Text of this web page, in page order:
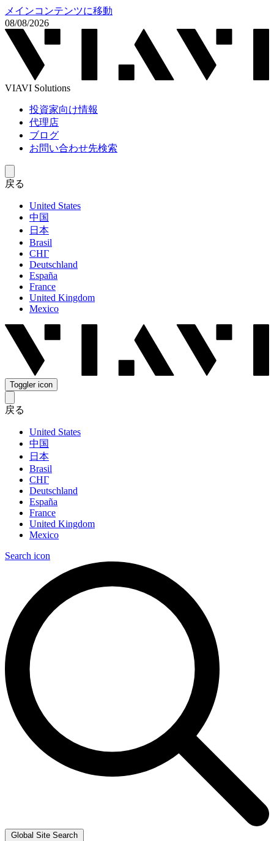
メインコンテンツに移動
08/08/2026
VIAVI Solutions
投資家向け情報
代理店
ブログ
お問い合わせ先検索
戻る
United States
中国
日本
Brasil
СНГ
Deutschland
España
France
United Kingdom
Mexico
Toggler icon
戻る
United States
中国
日本
Brasil
СНГ
Deutschland
España
France
United Kingdom
Mexico
Search icon
Global Site Search